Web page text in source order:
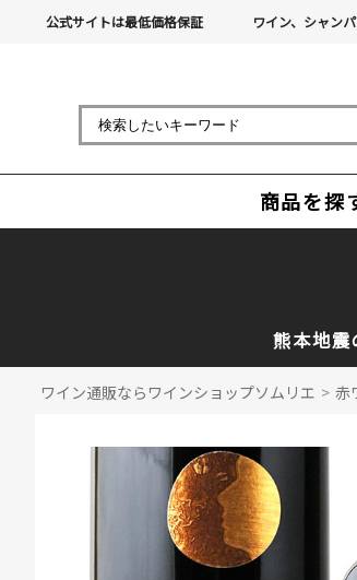
公式サイトは最低価格保証 ワイン、シャン
商品を探
熊本地震
ワイン通販ならワインショップソムリエ > 赤